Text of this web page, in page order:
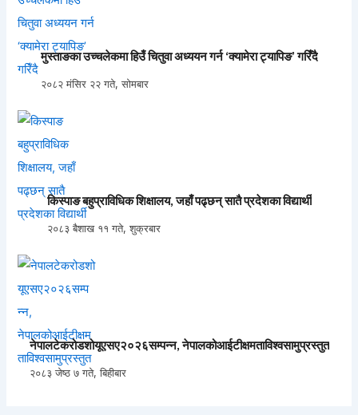
मुस्ताङका उच्चलेकमा हिउँ चितुवा अध्ययन गर्न ‘क्यामेरा ट्यापिङ’ गरिँदै
२०८२ मंसिर २२ गते, सोमबार
किस्पाङ बहुप्राविधिक शिक्षालय, जहाँ पढ्छन् सातै प्रदेशका विद्यार्थी
२०८३ बैशाख ११ गते, शुक्रबार
नेपालटेकरोडशोयूएसए२०२६सम्पन्न, नेपालकोआईटीक्षमताविश्वसामुप्रस्तुत
२०८३ जेष्ठ ७ गते, बिहीबार